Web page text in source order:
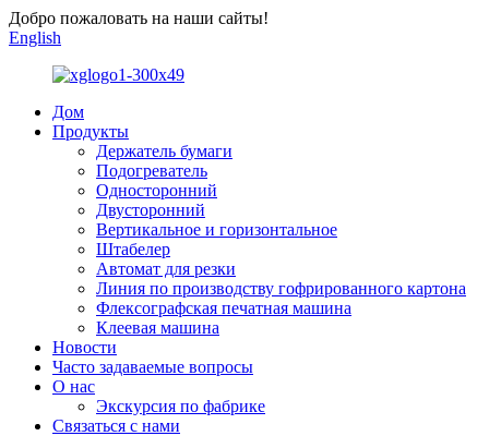
Добро пожаловать на наши сайты!
English
Дом
Продукты
Держатель бумаги
Подогреватель
Односторонний
Двусторонний
Вертикальное и горизонтальное
Штабелер
Автомат для резки
Линия по производству гофрированного картона
Флексографская печатная машина
Клеевая машина
Новости
Часто задаваемые вопросы
О нас
Экскурсия по фабрике
Связаться с нами